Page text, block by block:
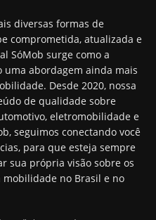
diversas formas de
comprometida, atualizada e
SóMob surge como a
uma abordagem ainda mais
Desde 2020, nossa
de qualidade sobre
eletromobilidade e
seguimos conectando você
para que esteja sempre
sua própria visão sobre os
no Brasil e no